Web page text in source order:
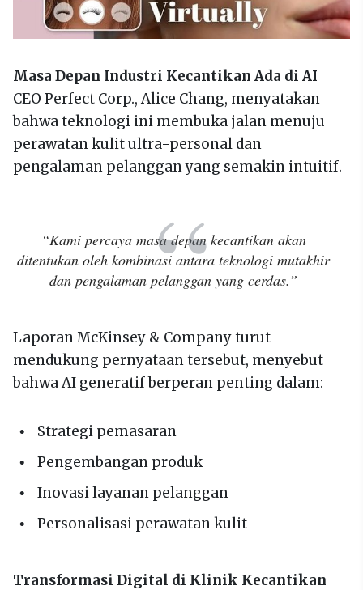
Masa Depan Industri Kecantikan Ada di AI
CEO Perfect Corp., Alice Chang, menyatakan
bahwa teknologi ini membuka jalan menuju
perawatan kulit ultra-personal dan
pengalaman pelanggan yang semakin intuitif.
“Kami percaya masa depan kecantikan akan
ditentukan oleh kombinasi antara teknologi mutakhir
dan pengalaman pelanggan yang cerdas.”
Laporan McKinsey & Company turut
mendukung pernyataan tersebut, menyebut
bahwa AI generatif berperan penting dalam:
Strategi pemasaran
Pengembangan produk
Inovasi layanan pelanggan
Personalisasi perawatan kulit
Transformasi Digital di Klinik Kecantikan